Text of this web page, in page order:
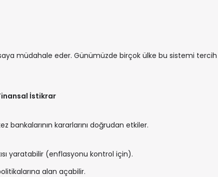
müdahale eder. Günümüzde birçok ülke bu sistemi tercih
İstikrar
bankalarının kararlarını doğrudan etkiler.
yaratabilir (enflasyonu kontrol için).
alan açabilir.